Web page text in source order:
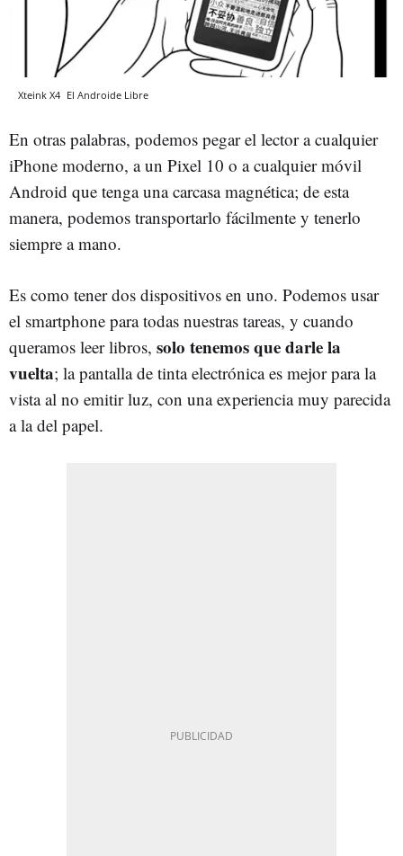
Xteink X4 El Androide Libre
En otras palabras, podemos pegar el lector a cualquier
iPhone moderno, a un Pixel 10 o a cualquier móvil
Android que tenga una carcasa magnética; de esta
manera, podemos transportarlo fácilmente y tenerlo
siempre a mano.
Es como tener dos dispositivos en uno. Podemos usar
el smartphone para todas nuestras tareas, y cuando
queramos leer libros, solo tenemos que darle la
vuelta; la pantalla de tinta electrónica es mejor para la
vista al no emitir luz, con una experiencia muy parecida
a la del papel.